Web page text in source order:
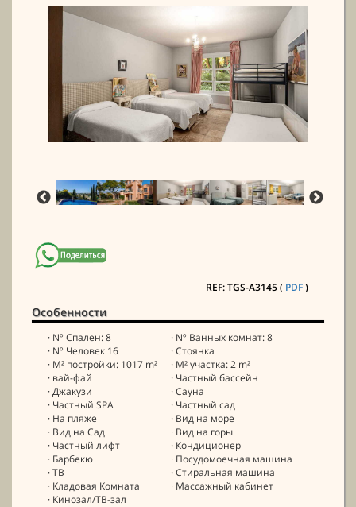
REF: TGS-A3145 ( PDF)
Особенности
· Nº Спален: 8
· Nº Ванных комнат: 8
· Nº Человек 16
· Стоянка
· M² постройки: 1017 m²
· M² участка: 2 m²
· вай-фай
· Частный бассейн
· Джакузи
· Сауна
· Частный SPA
· Частный сад
· На пляже
· Вид на море
· Вид на Сад
· Вид на горы
· Частный лифт
· Кондиционер
· Барбекю
· Посудомоечная машина
· ТВ
· Стиральная машина
· Кладовая Комната
· Массажный кабинет
· Кинозал/ТВ-зал